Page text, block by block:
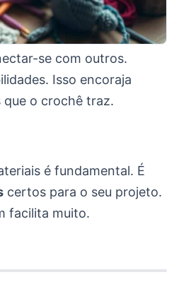
se com outros.
Isso encoraja
o crochê traz.
é fundamental. É
certos para o seu projeto.
facilita muito.